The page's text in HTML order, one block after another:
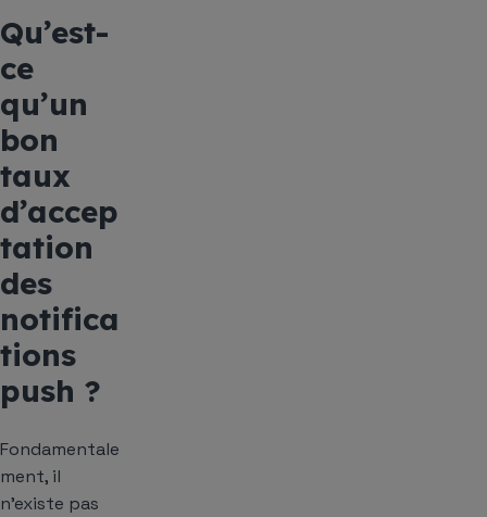
Qu’est-
ce
qu’un
bon
taux
d’accep
tation
des
notifica
tions
push ?
Fondamentale
ment, il
n’existe pas